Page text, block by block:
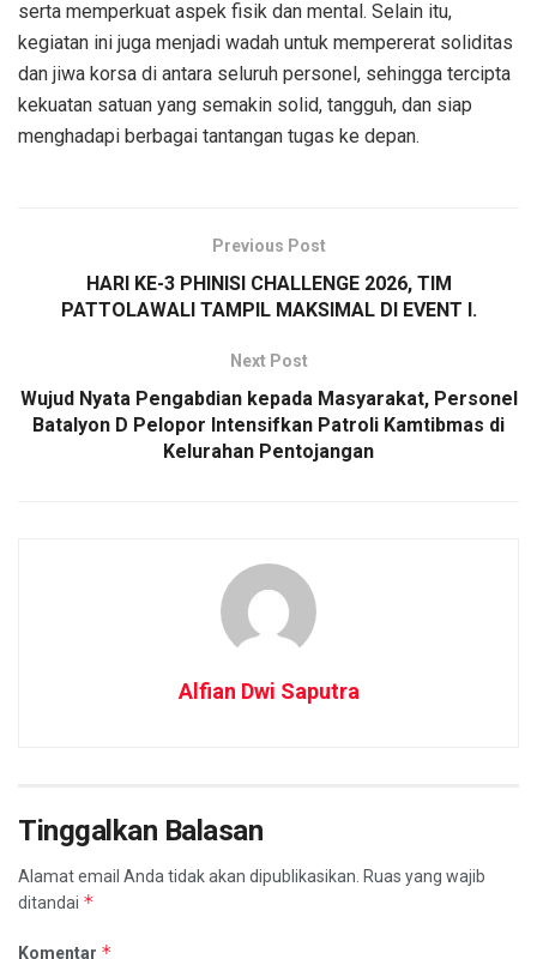
serta memperkuat aspek fisik dan mental. Selain itu,
kegiatan ini juga menjadi wadah untuk mempererat soliditas
dan jiwa korsa di antara seluruh personel, sehingga tercipta
kekuatan satuan yang semakin solid, tangguh, dan siap
menghadapi berbagai tantangan tugas ke depan.
Previous Post
HARI KE-3 PHINISI CHALLENGE 2026, TIM
PATTOLAWALI TAMPIL MAKSIMAL DI EVENT I.
Next Post
Wujud Nyata Pengabdian kepada Masyarakat, Personel
Batalyon D Pelopor Intensifkan Patroli Kamtibmas di
Kelurahan Pentojangan
Alfian Dwi Saputra
Tinggalkan Balasan
Alamat email Anda tidak akan dipublikasikan. Ruas yang wajib
ditandai *
Komentar *